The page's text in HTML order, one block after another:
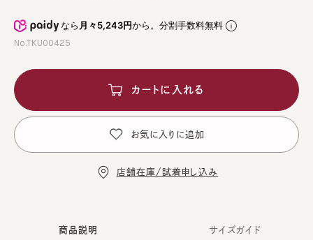
なら月々5,243円から。分割手数料無料
No.TKU00425
カートに入れる
お気に入りに追加
店舗在庫/試着申し込み
商品説明 サイズガイド